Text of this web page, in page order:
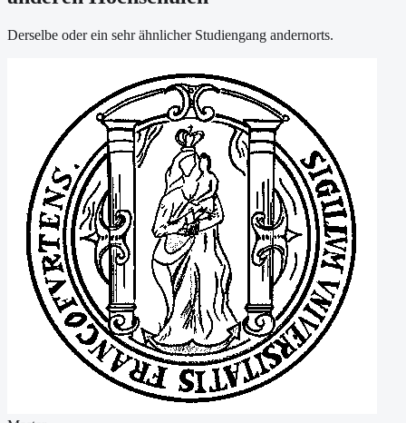
Derselbe oder ein sehr ähnlicher Studiengang andernorts.